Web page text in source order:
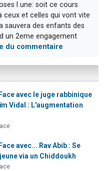
l une: soit ce cours
ceux et celles qui vont vite
sauvera des enfants des
un 2eme engagement
du commentaire
avec le juge rabbinique
Vidal : L'augmentation
avec... Rav Abib : Se
via un Chiddoukh